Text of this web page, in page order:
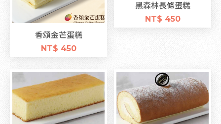
香頌金芒蛋糕
NT$ 450
黑森林長條蛋糕
NT$ 450